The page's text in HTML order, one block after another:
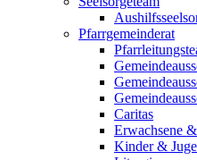
Pfarrgemeinderat
Caritas
Erwachsene
Kinder &